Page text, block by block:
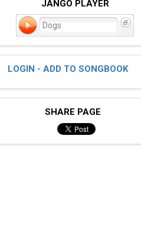
JANGO PLAYER
Dogs
LOGIN - ADD TO SONGBOOK
SHARE PAGE